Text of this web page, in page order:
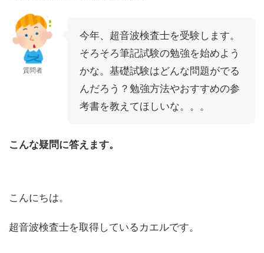
質問者
今年、超音波検査士を受験します。
そろそろ筆記試験の勉強を始めよう
かな。基礎試験はどんな問題がでる
んだろう？勉強方法やおすすめの参
考書を教えてほしいな。。。
こんな疑問に答えます。
こんにちは。
超音波検査士を取得しているカエルです。